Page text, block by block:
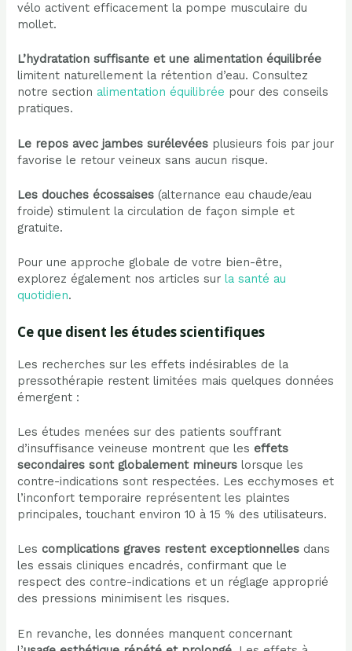
vélo activent efficacement la pompe musculaire du
mollet.
L’hydratation suffisante et une alimentation équilibrée
limitent naturellement la rétention d’eau. Consultez
notre section alimentation équilibrée pour des conseils
pratiques.
Le repos avec jambes surélevées plusieurs fois par jour
favorise le retour veineux sans aucun risque.
Les douches écossaises (alternance eau chaude/eau
froide) stimulent la circulation de façon simple et
gratuite.
Pour une approche globale de votre bien-être,
explorez également nos articles surla santé au
quotidien.
Ce que disent les études scientifiques
Les recherches sur les effets indésirables de la
pressothérapie restent limitées mais quelques données
émergent :
Les études menées sur des patients souffrant
d’insuffisance veineuse montrent que les effets
secondaires sont globalement mineurs lorsque les
contre-indications sont respectées. Les ecchymoses et
l’inconfort temporaire représentent les plaintes
principales, touchant environ 10 à 15 % des utilisateurs.
Lescomplications graves restent exceptionnelles dans
les essais cliniques encadrés, confirmant que le
respect des contre-indications et un réglage approprié
des pressions minimisent les risques.
En revanche, les données manquent concernant